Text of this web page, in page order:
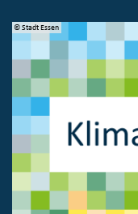
© Stadt Essen